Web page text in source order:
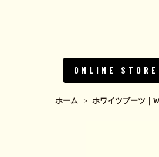
ONLINE STORE
ホーム > ホワイツブーツ｜